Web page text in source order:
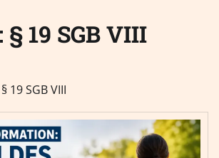
§ 19 SGB VIII
§ 19 SGB VIII